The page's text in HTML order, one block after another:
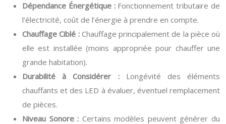
Dépendance Énergétique : Fonctionnement tributaire de
l’électricité, coût de l’énergie à prendre en compte.
Chauffage Ciblé : Chauffage principalement de la pièce où
elle est installée (moins appropriée pour chauffer une
grande habitation).
Durabilité à Considérer : Longévité des éléments
chauffants et des LED à évaluer, éventuel remplacement
de pièces.
Niveau Sonore : Certains modèles peuvent générer du